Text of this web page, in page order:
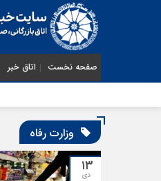
صفحه نخست اتاق خبر
وزارت رفاه
۱۳
دی